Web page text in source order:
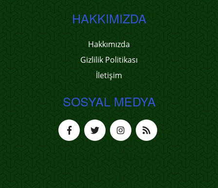
HAKKIMIZDA
Hakkımızda
Gizlilik Politikası
İletişim
SOSYAL MEDYA